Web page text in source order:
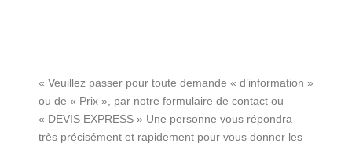
« Veuillez passer pour toute demande « d’information »
ou de « Prix », par notre formulaire de contact ou
« DEVIS EXPRESS » Une personne vous répondra
très précisément et rapidement pour vous donner les